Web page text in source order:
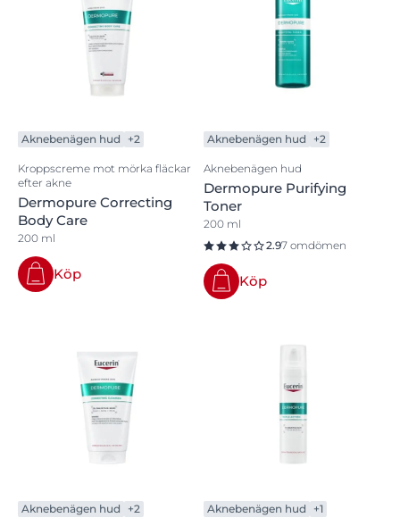
Aknebenägen hud +2
Kroppscreme mot mörka fläckar
efter akne
Dermopure Correcting
Body Care
200 ml
Köp
Aknebenägen hud +2
Aknebenägen hud
Dermopure Purifying
Toner
200 ml
2.97 omdömen
Köp
Aknebenägen hud +2 Aknebenägen hud +1